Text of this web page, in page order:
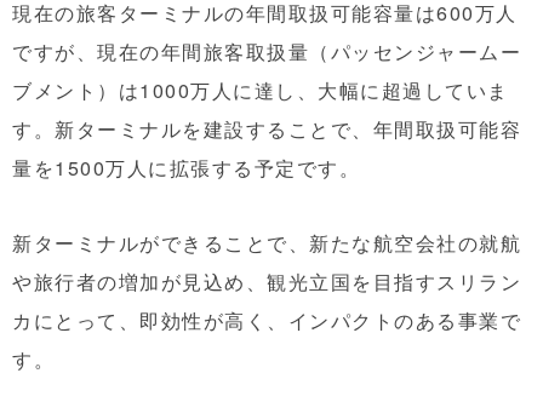
現在の旅客ターミナルの年間取扱可能容量は600万人
ですが、現在の年間旅客取扱量（パッセンジャームー
ブメント）は1000万人に達し、大幅に超過していま
す。新ターミナルを建設することで、年間取扱可能容
量を1500万人に拡張する予定です。
新ターミナルができることで、新たな航空会社の就航
や旅行者の増加が見込め、観光立国を目指すスリラン
カにとって、即効性が高く、インパクトのある事業で
す。